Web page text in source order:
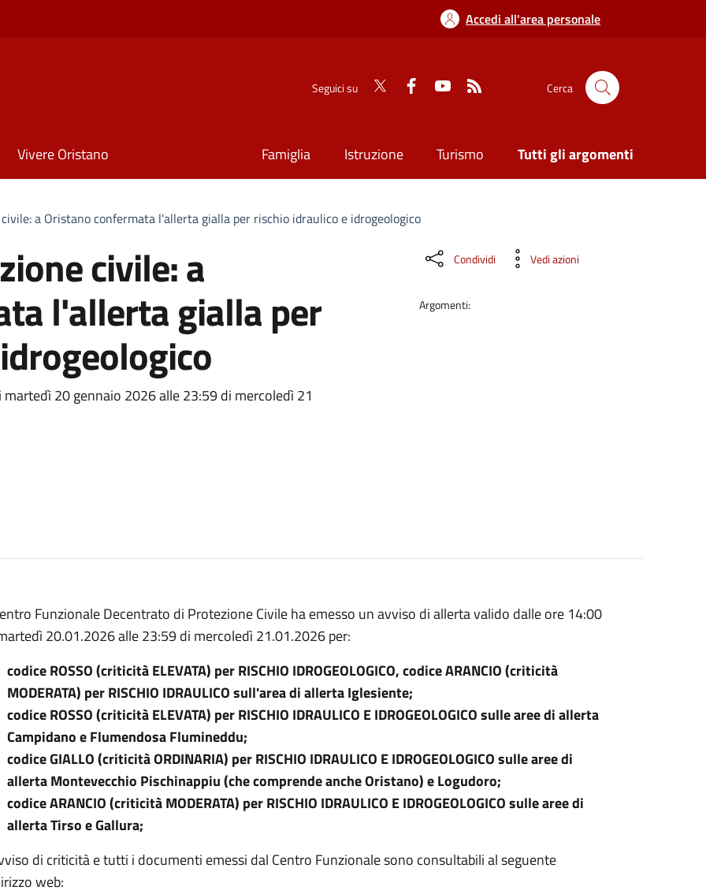
Accedi all'area personale
Seguici su Cerca
Vivere Oristano Famiglia Istruzione Turismo Tutti gli argomenti
a Oristano confermata l'allerta gialla per rischio idraulico e idrogeologico
civile: a
l'allerta gialla per
20 gennaio 2026 alle 23:59 di mercoledì 21
Condividi Vedi azioni
Argomenti:
Funzionale Decentrato di Protezione Civile ha emesso un avviso di allerta valido dalle ore 14:00
20.01.2026 alle 23:59 di mercoledì 21.01.2026 per:
codice ROSSO (criticità ELEVATA) per RISCHIO IDROGEOLOGICO, codice ARANCIO (criticità
MODERATA) per RISCHIO IDRAULICO sull'area di allerta Iglesiente;
codice ROSSO (criticità ELEVATA) per RISCHIO IDRAULICO E IDROGEOLOGICO sulle aree di allerta
Campidano e Flumendosa Flumineddu;
codice GIALLO (criticità ORDINARIA) per RISCHIO IDRAULICO E IDROGEOLOGICO sulle aree di
allerta Montevecchio Pischinappiu (che comprende anche Oristano) e Logudoro;
codice ARANCIO (criticità MODERATA) per RISCHIO IDRAULICO E IDROGEOLOGICO sulle aree di
allerta Tirso e Gallura;
di criticità e tutti i documenti emessi dal Centro Funzionale sono consultabili al seguente
web: